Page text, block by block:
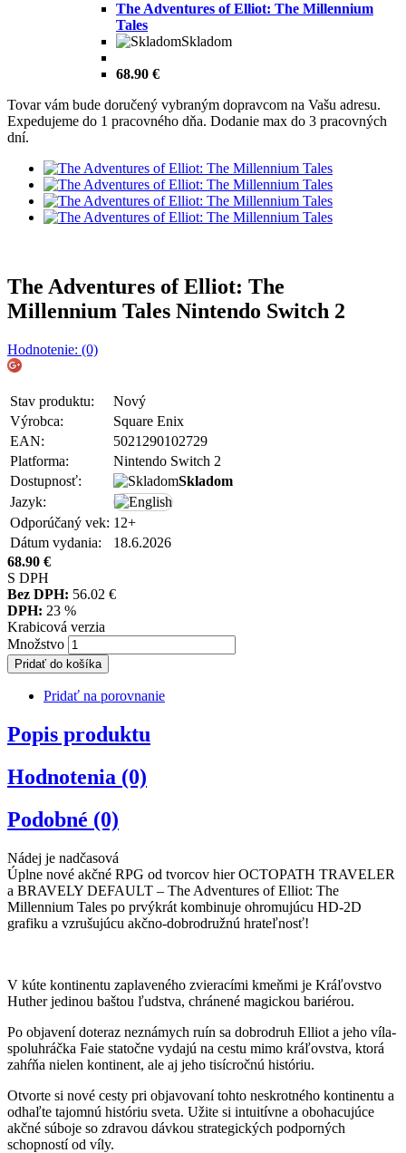
The Adventures of Elliot: The Millennium
Tales
Skladom
68.90 €
Tovar vám bude doručený vybraným dopravcom na Vašu adresu.
Expedujeme do 1 pracovného dňa. Dodanie max do 3 pracovných
dní.
The Adventures of Elliot: The
Millennium Tales Nintendo Switch 2
Hodnotenie: (0)
Stav produktu:
Nový
Výrobca:
Square Enix
EAN:
5021290102729
Platforma:
Nintendo Switch 2
Dostupnosť:
Skladom
Jazyk:
Odporúčaný vek: 12+
Dátum vydania:
18.6.2026
68.90 €
S DPH
Bez DPH: 56.02 €
DPH: 23 %
Krabicová verzia
Množstvo
Pridať do košíka
Pridať na porovnanie
Popis produktu
Hodnotenia (0)
Podobné (0)
Nádej je nadčasová
Úplne nové akčné RPG od tvorcov hier OCTOPATH TRAVELER
a BRAVELY DEFAULT – The Adventures of Elliot: The
Millennium Tales po prvýkrát kombinuje ohromujúcu HD-2D
grafiku a vzrušujúcu akčno-dobrodružnú hrateľnosť!
V kúte kontinentu zaplaveného zvieracími kmeňmi je Kráľovstvo
Huther jedinou baštou ľudstva, chránené magickou bariérou.
Po objavení doteraz neznámych ruín sa dobrodruh Elliot a jeho víla-
spoluhráčka Faie statočne vydajú na cestu mimo kráľovstva, ktorá
zahŕňa nielen kontinent, ale aj jeho tisícročnú históriu.
Otvorte si nové cesty pri objavovaní tohto neskrotného kontinentu a
odhaľte tajomnú históriu sveta. Užite si intuitívne a obohacujúce
akčné súboje so zdravou dávkou strategických podporných
schopností od víly.